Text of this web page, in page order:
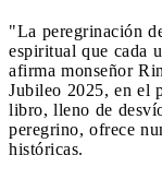
"La peregrinación
espiritual que cada
afirma monseñor
Jubileo 2025, en el
libro, lleno de
peregrino, ofrece
históricas.